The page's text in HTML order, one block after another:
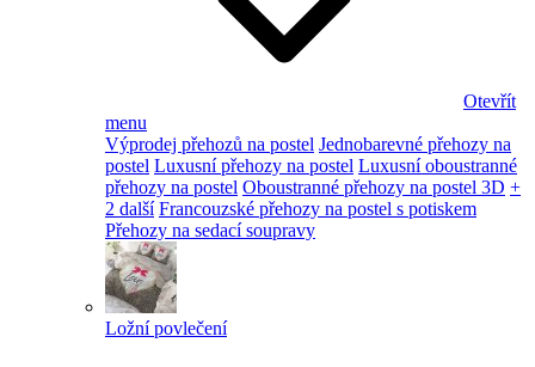
Otevřít
menu
Výprodej přehozů na postel Jednobarevné přehozy na
postel Luxusní přehozy na postel Luxusní oboustranné
přehozy na postel Oboustranné přehozy na postel 3D +
2 další Francouzské přehozy na postel s potiskem
Přehozy na sedací soupravy
Ložní povlečení